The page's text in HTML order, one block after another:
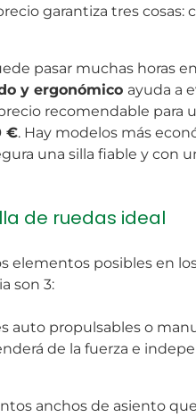
garantiza tres cosas:
pasar muchas horas
y ergonómico ayuda a
recomendable para
€. Hay modelos más
una silla fiable y con
de ruedas ideal
elementos posibles en
son 3:
auto propulsables o
de la fuerza e
anchos de asiento